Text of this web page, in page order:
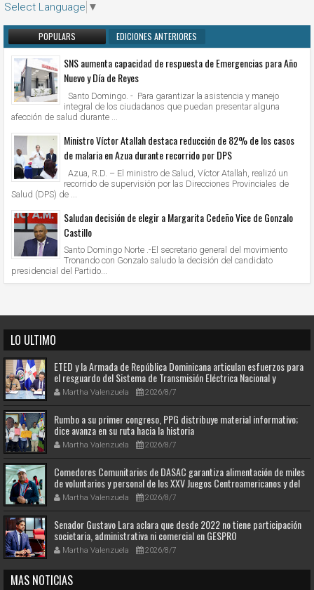
Select Language ▼
POPULARS EDICIONES ANTERIORES
SNS aumenta capacidad de respuesta de Emergencias para Año
Nuevo y Día de Reyes
Santo Domingo. - Para garantizar la asistencia y manejo
integral de los ciudadanos que puedan presentar alguna
afección de salud durante ...
Ministro Víctor Atallah destaca reducción de 82% de los casos
de malaria en Azua durante recorrido por DPS
Azua, R.D. – El ministro de Salud, Víctor Atallah, realizó un
recorrido de supervisión por las Direcciones Provinciales de
Salud (DPS) de ...
Saludan decisión de elegir a Margarita Cedeño Vice de Gonzalo
Castillo
Santo Domingo Norte .-El secretario general del movimiento
Tronando con Gonzalo saludo la decisión del candidato
presidencial del Partido...
LO ULTIMO
ETED y la Armada de República Dominicana articulan esfuerzos para
el resguardo del Sistema de Transmisión Eléctrica Nacional y
fortalecimiento de capacidades.
Martha Valenzuela 2026/8/7
Rumbo a su primer congreso, PPG distribuye material informativo;
dice avanza en su ruta hacia la historia
Martha Valenzuela 2026/8/7
Comedores Comunitarios de DASAC garantiza alimentación de miles
de voluntarios y personal de los XXV Juegos Centroamericanos y del
Caribe Santo Domingo 2026
Martha Valenzuela 2026/8/7
Senador Gustavo Lara aclara que desde 2022 no tiene participación
societaria, administrativa ni comercial en GESPRO
Martha Valenzuela 2026/8/7
MAS NOTICIAS